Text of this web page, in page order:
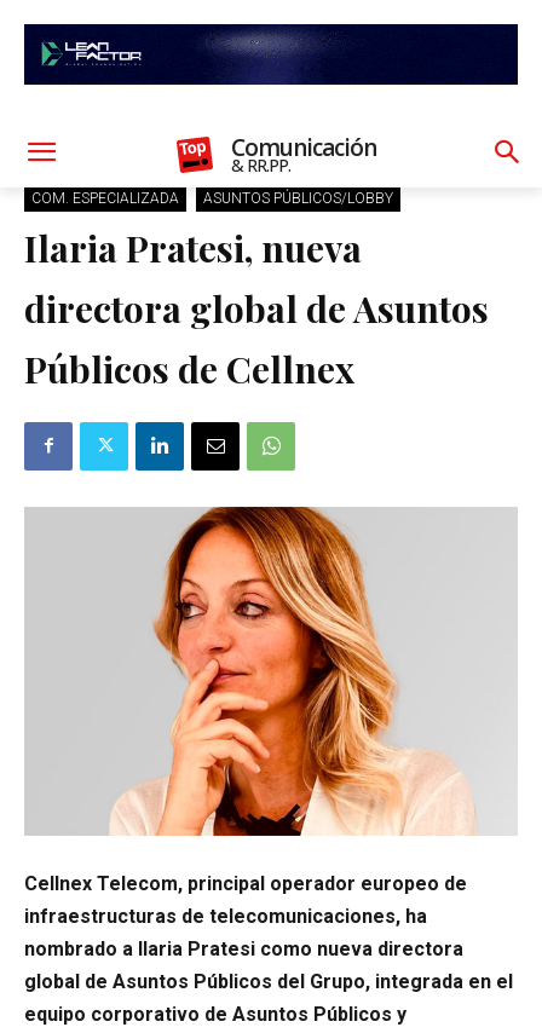
Comunicación
& RR.PP.
COM. ESPECIALIZADA ASUNTOS PÚBLICOS/LOBBY
Ilaria Pratesi, nueva
directora global de Asuntos
Públicos de Cellnex
Cellnex Telecom, principal operador europeo de
infraestructuras de telecomunicaciones, ha
nombrado a Ilaria Pratesi como nueva directora
global de Asuntos Públicos del Grupo, integrada en el
equipo corporativo de Asuntos Públicos y